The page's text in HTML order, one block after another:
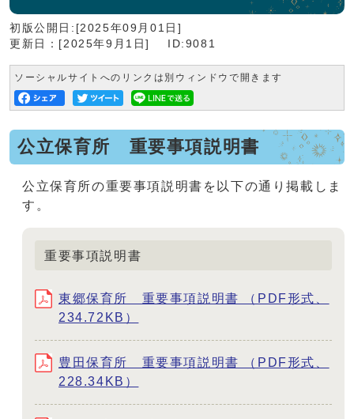
初版公開日:[2025年09月01日]
更新日：[2025年9月1日]
ID:9081
ソーシャルサイトへのリンクは別ウィンドウで開きます
公立保育所 重要事項説明書
公立保育所の重要事項説明書を以下の通り掲載しま
す。
重要事項説明書
東郷保育所 重要事項説明書 （PDF形式、
234.72KB）
豊田保育所 重要事項説明書 （PDF形式、
228.34KB）